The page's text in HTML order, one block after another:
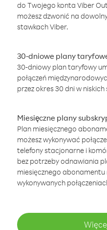
do Twojego konta Viber
możesz dzwonić na
stawkach Viber.
30-dniowe plany
30-dniowy plan taryfowy
połączeń
przez okres 30 dni w
Miesięczne plany
Plan miesięcznego
możesz wykonywać
telefony stacjonarne i
bez potrzeby odnawiania
miesięcznego abonamentu
wykonywanych